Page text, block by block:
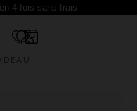
4 fois sans frais